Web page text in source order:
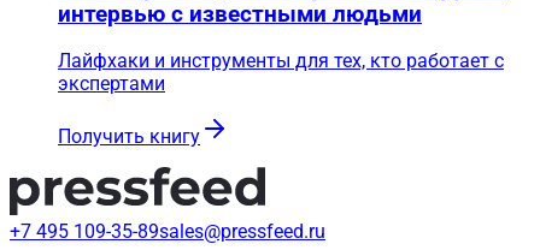
интервью с известными людьми
Лайфхаки и инструменты для тех, кто работает с
экспертами
Получить книгу
+7 495 109-35-89sales@pressfeed.ru